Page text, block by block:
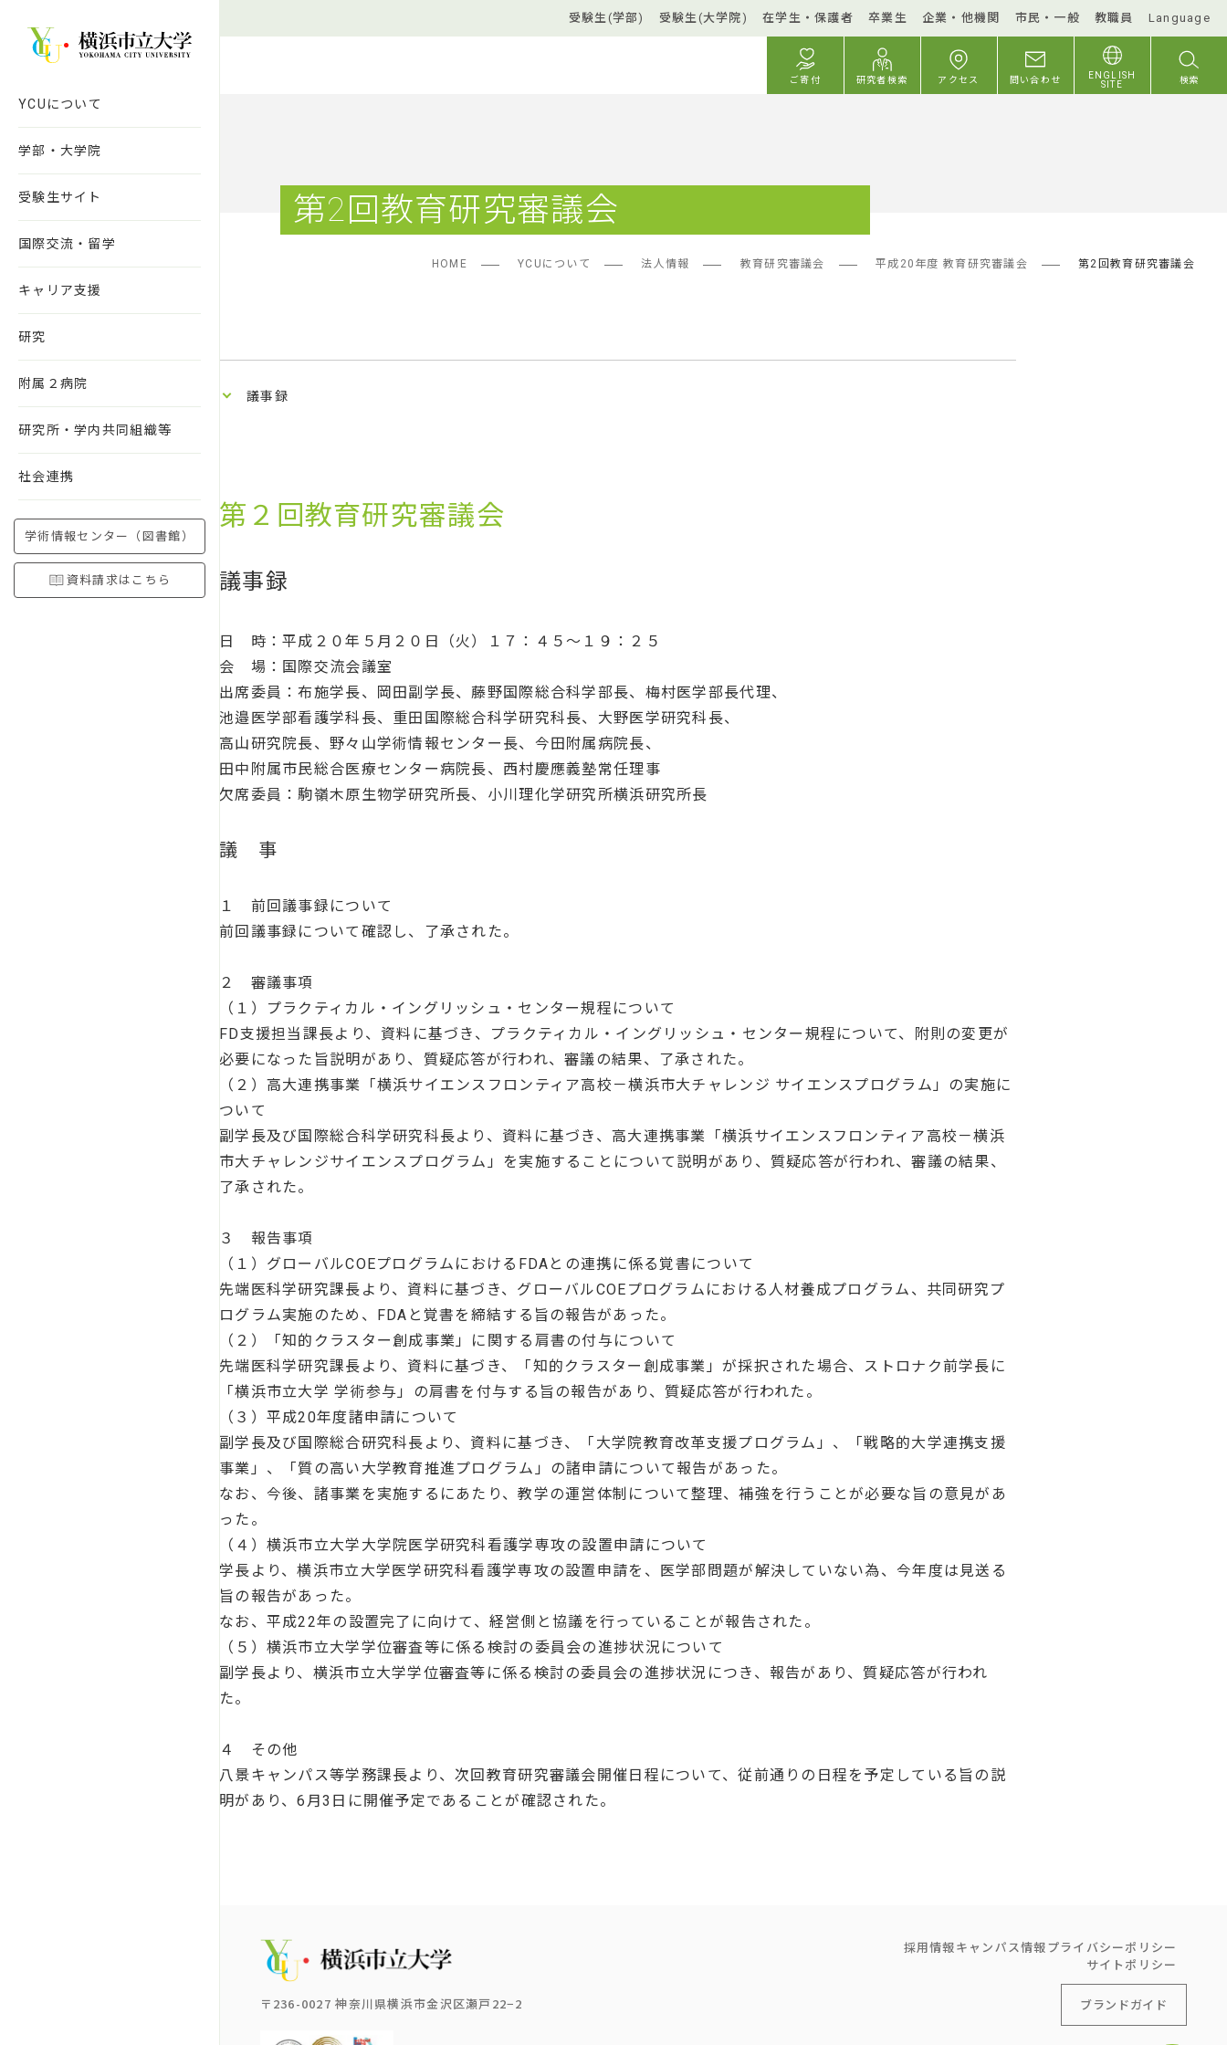
YCUについて
学部・大学院
受験生サイト
国際交流・留学
キャリア支援
研究
附属２病院
研究所・学内共同組織等
社会連携
学術情報センター（図書館）
資料請求はこちら
受験生(学部) 受験生(大学院) 在学生・保護者 卒業生 企業・他機関 市民・一般 教職員 Language
ご寄付 研究者検索 アクセス 問い合わせ
ENGLISH
SITE
検索
第2回教育研究審議会
HOME YCUについて 法人情報 教育研究審議会 平成20年度 教育研究審議会 第2回教育研究審議会
議事録
第２回教育研究審議会
議事録
日 時：平成２０年５月２０日（火）１７：４５～１９：２５
会 場：国際交流会議室
出席委員：布施学長、岡田副学長、藤野国際総合科学部長、梅村医学部長代理、
池邉医学部看護学科長、重田国際総合科学研究科長、大野医学研究科長、
高山研究院長、野々山学術情報センター長、今田附属病院長、
田中附属市民総合医療センター病院長、西村慶應義塾常任理事
欠席委員：駒嶺木原生物学研究所長、小川理化学研究所横浜研究所長
議 事
１ 前回議事録について
前回議事録について確認し、了承された。
２ 審議事項
（１）プラクティカル・イングリッシュ・センター規程について
FD支援担当課長より、資料に基づき、プラクティカル・イングリッシュ・センター規程について、附則の変更が
必要になった旨説明があり、質疑応答が行われ、審議の結果、了承された。
（２）高大連携事業「横浜サイエンスフロンティア高校－横浜市大チャレンジ サイエンスプログラム」の実施に
ついて
副学長及び国際総合科学研究科長より、資料に基づき、高大連携事業「横浜サイエンスフロンティア高校－横浜
市大チャレンジサイエンスプログラム」を実施することについて説明があり、質疑応答が行われ、審議の結果、
了承された。
３ 報告事項
（１）グローバルCOEプログラムにおけるFDAとの連携に係る覚書について
先端医科学研究課長より、資料に基づき、グローバルCOEプログラムにおける人材養成プログラム、共同研究プ
ログラム実施のため、FDAと覚書を締結する旨の報告があった。
（２）「知的クラスター創成事業」に関する肩書の付与について
先端医科学研究課長より、資料に基づき、「知的クラスター創成事業」が採択された場合、ストロナク前学長に
「横浜市立大学 学術参与」の肩書を付与する旨の報告があり、質疑応答が行われた。
（３）平成20年度諸申請について
副学長及び国際総合研究科長より、資料に基づき、「大学院教育改革支援プログラム」、「戦略的大学連携支援
事業」、「質の高い大学教育推進プログラム」の諸申請について報告があった。
なお、今後、諸事業を実施するにあたり、教学の運営体制について整理、補強を行うことが必要な旨の意見があ
った。
（４）横浜市立大学大学院医学研究科看護学専攻の設置申請について
学長より、横浜市立大学医学研究科看護学専攻の設置申請を、医学部問題が解決していない為、今年度は見送る
旨の報告があった。
なお、平成22年の設置完了に向けて、経営側と協議を行っていることが報告された。
（５）横浜市立大学学位審査等に係る検討の委員会の進捗状況について
副学長より、横浜市立大学学位審査等に係る検討の委員会の進捗状況につき、報告があり、質疑応答が行われ
た。
４ その他
八景キャンパス等学務課長より、次回教育研究審議会開催日程について、従前通りの日程を予定している旨の説
明があり、6月3日に開催予定であることが確認された。
〒236-0027 神奈川県横浜市金沢区瀬戸22−2
採用情報キャンパス情報プライバシーポリシー
サイトポリシー
ブランドガイド